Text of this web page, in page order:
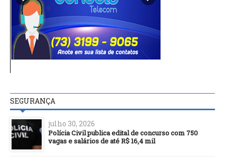
SEGURANÇA
julho 30, 2026
Polícia Civil publica edital de concurso com 750
vagas e salários de até R$ 16,4 mil